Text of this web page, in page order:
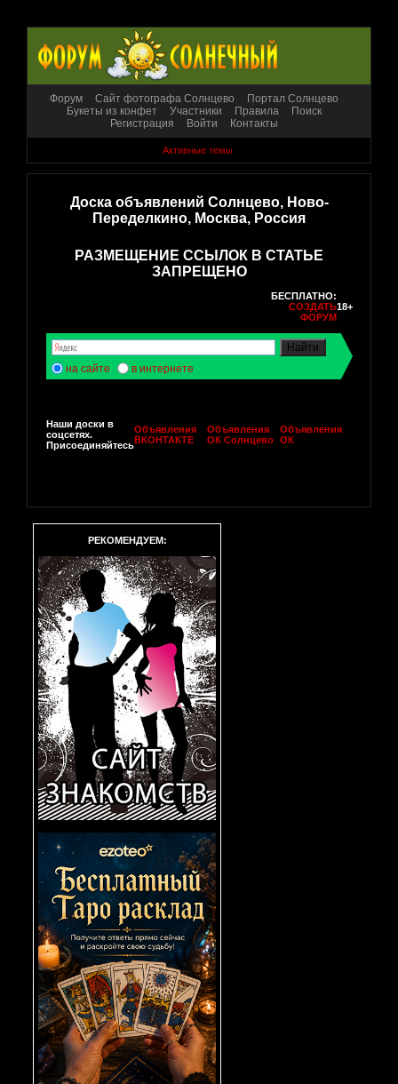
Форум Сайт фотографа Солнцево
Портал Солнцево
Букеты из конфет
Участники Правила
Поиск
Регистрация
Войти Контакты
Активные темы
Доска объявлений Солнцево, Ново-
Переделкино, Москва, Россия
РАЗМЕЩЕНИЕ ССЫЛОК В СТАТЬЕ
ЗАПРЕЩЕНО
БЕСПЛАТНО:
СОЗДАТЬ
ФОРУМ
18+
на сайте в интернете
Наши доски в
соцсетях.
Присоединяйтесь
Объявления
ВКОНТАКТЕ
Объявления
ОК Солнцево
Объявления
ОК
РЕКОМЕНДУЕМ: